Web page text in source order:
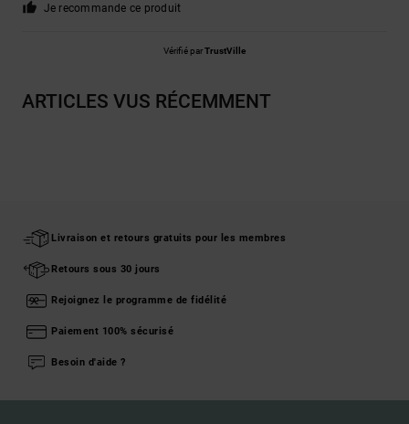
Je recommande ce produit
Vérifié parTrustVille
ARTICLES VUS RÉCEMMENT
Livraison et retours gratuits pour les membres
Retours sous 30 jours
Rejoignez le programme de fidélité
Paiement 100% sécurisé
Besoin d'aide ?